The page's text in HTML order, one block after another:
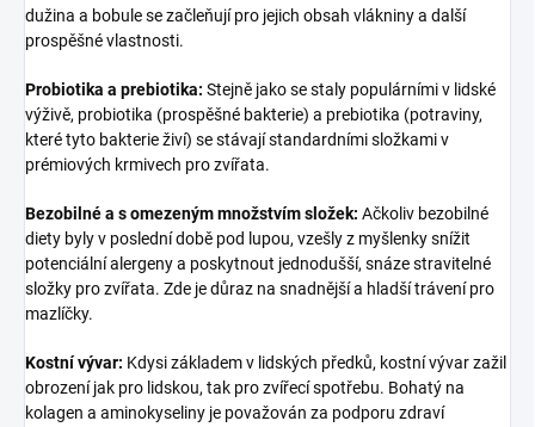
dužina a bobule se začleňují pro jejich obsah vlákniny a další
prospěšné vlastnosti.
Probiotika a prebiotika: Stejně jako se staly populárními v lidské
výživě, probiotika (prospěšné bakterie) a prebiotika (potraviny,
které tyto bakterie živí) se stávají standardními složkami v
prémiových krmivech pro zvířata.
Bezobilné a s omezeným množstvím složek: Ačkoliv bezobilné
diety byly v poslední době pod lupou, vzešly z myšlenky snížit
potenciální alergeny a poskytnout jednodušší, snáze stravitelné
složky pro zvířata. Zde je důraz na snadnější a hladší trávení pro
mazlíčky.
Kostní vývar: Kdysi základem v lidských předků, kostní vývar zažil
obrození jak pro lidskou, tak pro zvířecí spotřebu. Bohatý na
kolagen a aminokyseliny je považován za podporu zdraví